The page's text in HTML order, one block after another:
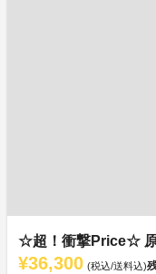
☆超！衝撃Price☆ 原
¥36,300 (税込/送料込)